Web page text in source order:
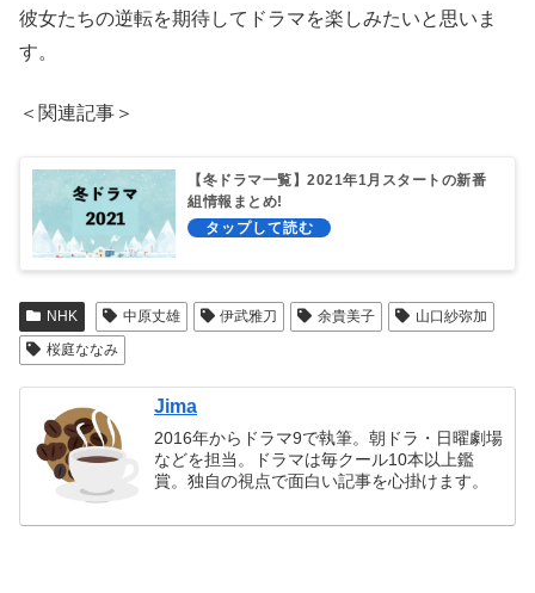
彼女たちの逆転を期待してドラマを楽しみたいと思いま
す。
＜関連記事＞
【冬ドラマ一覧】2021年1月スタートの新番
組情報まとめ!
NHK 中原丈雄 伊武雅刀 余貴美子
山口紗弥加
桜庭ななみ
Jima
2016年からドラマ9で執筆。朝ドラ・日曜劇場
などを担当。ドラマは毎クール10本以上鑑
賞。独自の視点で面白い記事を心掛けます。